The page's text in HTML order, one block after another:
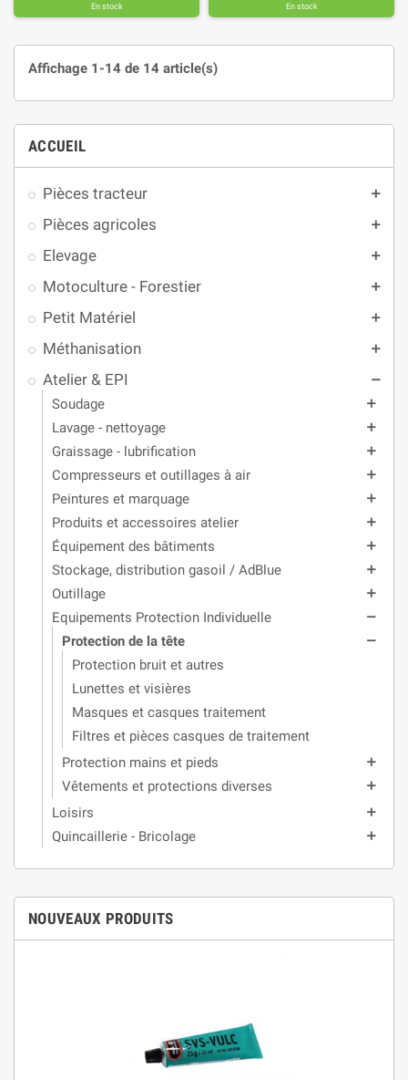
ACCUEIL
Pièces tracteur add
Pièces agricoles add
Elevage add
Motoculture - Forestier add
Petit Matériel add
Méthanisation add
Atelier & EPI remove
Soudage add
Lavage - nettoyage add
Graissage - lubrification add
Compresseurs et outillages à air add
Peintures et marquage add
Produits et accessoires atelier add
Équipement des bâtiments add
Stockage, distribution gasoil / AdBlue add
Outillage add
Equipements Protection Individuelle remove
Protection de la tête remove
Protection bruit et autres
Lunettes et visières
Masques et casques traitement
Filtres et pièces casques de traitement
Protection mains et pieds
add
Vêtements et protections diverses add
Loisirs add
Quincaillerie - Bricolage add
NOUVEAUX PRODUITS
En stock En stock
Affichage 1-14 de 14 article(s)